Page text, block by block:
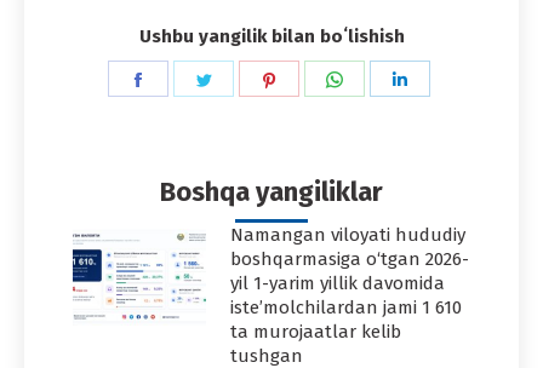
Ushbu yangilik bilan boʻlishish
Share
Share
Share
Share
Boshqa yangiliklar
Namangan viloyati hududiy
boshqarmasiga o‘tgan 2026-
yil 1-yarim yillik davomida
iste’molchilardan jami 1 610
ta murojaatlar kelib
tushgan